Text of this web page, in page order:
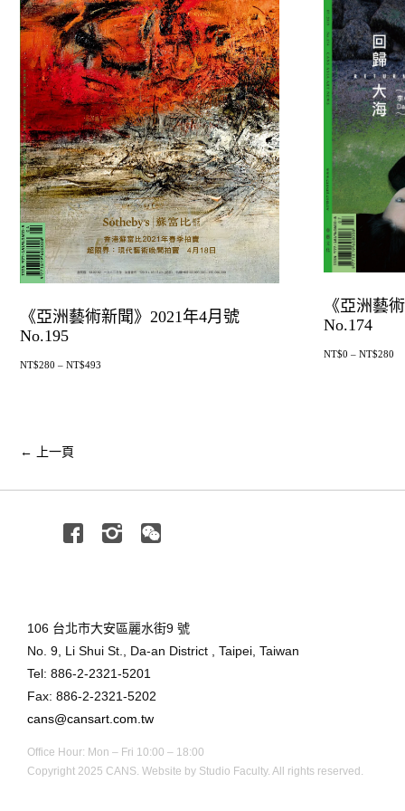
《亞洲藝術新聞》2021年4月號
No.195
NT$280 – NT$493
《亞洲藝
No.174
NT$0 –NT$280
← 上一頁
FacebookInstagram
106 台北市大安區麗水街9 號
No. 9, Li Shui St., Da-an District , Taipei, Taiwan
Tel: 886-2-2321-5201
Fax: 886-2-2321-5202
cans@cansart.com.tw
Office Hour: Mon – Fri 10:00 – 18:00
Copyright 2025 CANS. Website by Studio Faculty. All rights reserved.